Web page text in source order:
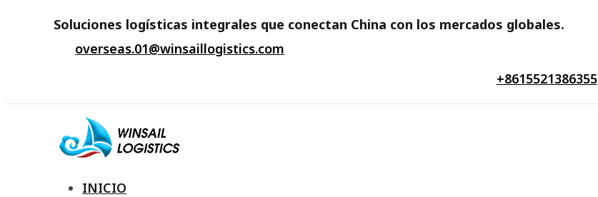
Soluciones logísticas integrales que conectan China con los mercados globales.
overseas.01@winsaillogistics.com
+8615521386355
INICIO